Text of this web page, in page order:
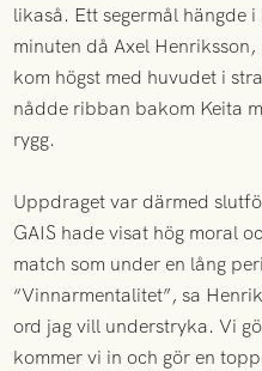
likaså. Ett segermål hängde
minuten då Axel
kom högst med huvudet i
nådde ribban bakom Keita
rygg.
Uppdraget var därmed
GAIS hade visat hög moral
match som under en lång
“Vinnarmentalitet”, sa
ord jag vill understryka. Vi
kommer vi in och gör en